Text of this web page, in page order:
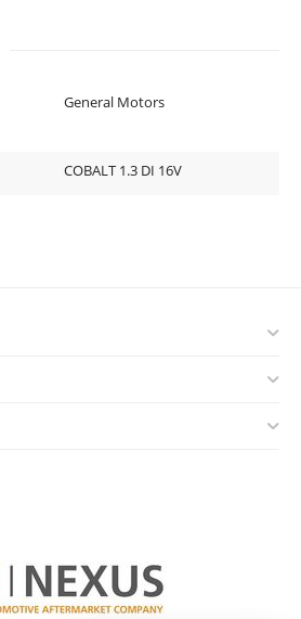
General Motors
COBALT 1.3 DI 16V